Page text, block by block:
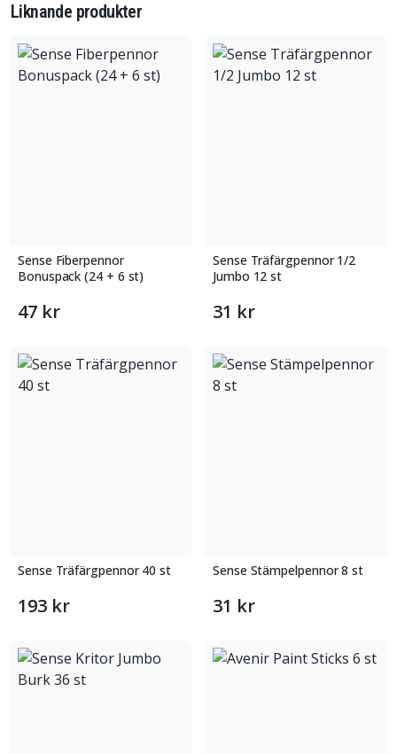
Liknande produkter
Sense Fiberpennor
Bonuspack (24 + 6 st)
47 kr
Sense Träfärgpennor 1/2
Jumbo 12 st
31 kr
Sense Träfärgpennor 40 st
193 kr
Sense Stämpelpennor 8 st
31 kr